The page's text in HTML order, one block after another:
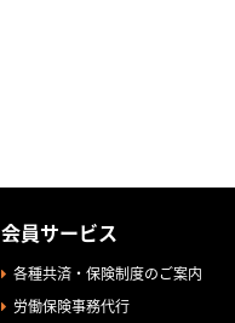
会員サービス
各種共済・保険制度のご案内
労働保険事務代行